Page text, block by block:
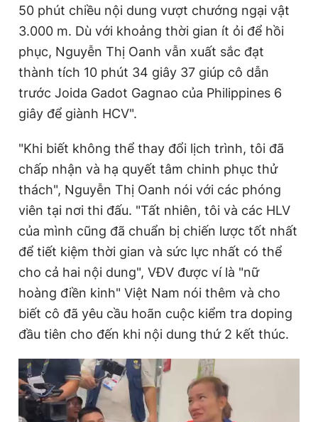
50 phút chiều nội dung vượt chướng ngại vật
3.000 m. Dù với khoảng thời gian ít ỏi để hồi
phục, Nguyễn Thị Oanh vẫn xuất sắc đạt
thành tích 10 phút 34 giây 37 giúp cô dẫn
trước Joida Gadot Gagnao của Philippines 6
giây để giành HCV".
"Khi biết không thể thay đổi lịch trình, tôi đã
chấp nhận và hạ quyết tâm chinh phục thử
thách", Nguyễn Thị Oanh nói với các phóng
viên tại nơi thi đấu. "Tất nhiên, tôi và các HLV
của mình cũng đã chuẩn bị chiến lược tốt nhất
để tiết kiệm thời gian và sức lực nhất có thể
cho cả hai nội dung", VĐV được ví là "nữ
hoàng điền kinh" Việt Nam nói thêm và cho
biết cô đã yêu cầu hoãn cuộc kiểm tra doping
đầu tiên cho đến khi nội dung thứ 2 kết thúc.